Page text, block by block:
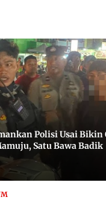
Polisi Usai Bikin
Satu Bawa Badik